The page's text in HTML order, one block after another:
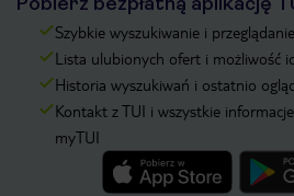
Szybkie wyszukiwanie i
Lista ulubionych ofert i możliwość
Historia wyszukiwań i ostatnio
Kontakt z TUI i wszystkie
myTUI